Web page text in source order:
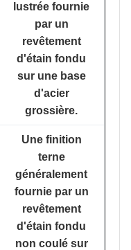
lustrée fournie
par un
revêtement
d'étain fondu
sur une base
d'acier
grossière.
Une finition
terne
généralement
fournie par un
revêtement
d'étain fondu
non coulé sur